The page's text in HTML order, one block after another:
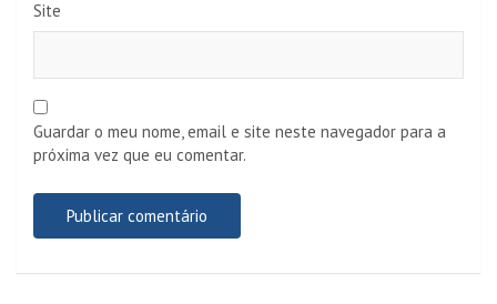
Site
Guardar o meu nome, email e site neste navegador para a
próxima vez que eu comentar.